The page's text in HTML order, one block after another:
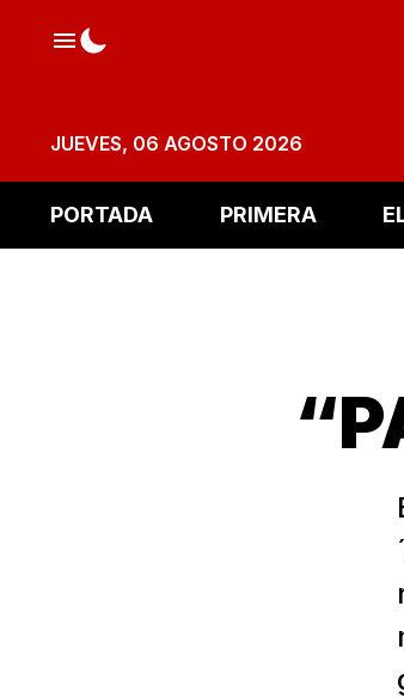
JUEVES, 06 AGOSTO 2026
PORTADA PRIMERA